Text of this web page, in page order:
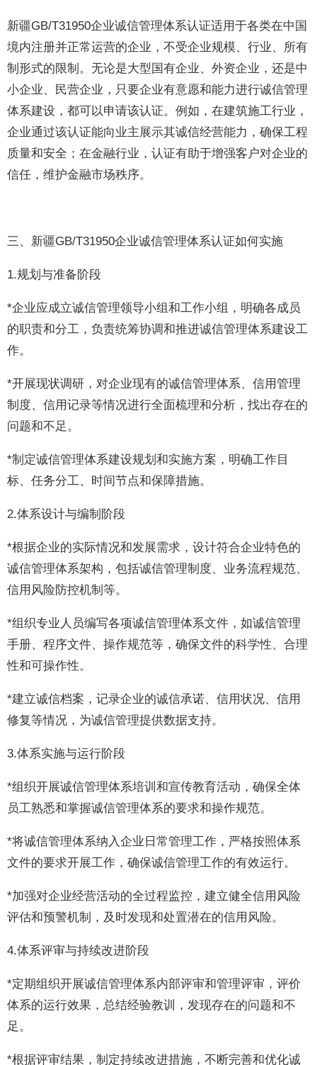
新疆GB/T31950企业诚信管理体系认证适用于各类在中国
境内注册并正常运营的企业，不受企业规模、行业、所有
制形式的限制。无论是大型国有企业、外资企业，还是中
小企业、民营企业，只要企业有意愿和能力进行诚信管理
体系建设，都可以申请该认证。例如，在建筑施工行业，
企业通过该认证能向业主展示其诚信经营能力，确保工程
质量和安全；在金融行业，认证有助于增强客户对企业的
信任，维护金融市场秩序。
三、新疆GB/T31950企业诚信管理体系认证如何实施
1.规划与准备阶段
*企业应成立诚信管理领导小组和工作小组，明确各成员
的职责和分工，负责统筹协调和推进诚信管理体系建设工
作。
*开展现状调研，对企业现有的诚信管理体系、信用管理
制度、信用记录等情况进行全面梳理和分析，找出存在的
问题和不足。
*制定诚信管理体系建设规划和实施方案，明确工作目
标、任务分工、时间节点和保障措施。
2.体系设计与编制阶段
*根据企业的实际情况和发展需求，设计符合企业特色的
诚信管理体系架构，包括诚信管理制度、业务流程规范、
信用风险防控机制等。
*组织专业人员编写各项诚信管理体系文件，如诚信管理
手册、程序文件、操作规范等，确保文件的科学性、合理
性和可操作性。
*建立诚信档案，记录企业的诚信承诺、信用状况、信用
修复等情况，为诚信管理提供数据支持。
3.体系实施与运行阶段
*组织开展诚信管理体系培训和宣传教育活动，确保全体
员工熟悉和掌握诚信管理体系的要求和操作规范。
*将诚信管理体系纳入企业日常管理工作，严格按照体系
文件的要求开展工作，确保诚信管理工作的有效运行。
*加强对企业经营活动的全过程监控，建立健全信用风险
评估和预警机制，及时发现和处置潜在的信用风险。
4.体系评审与持续改进阶段
*定期组织开展诚信管理体系内部评审和管理评审，评价
体系的运行效果，总结经验教训，发现存在的问题和不
足。
*根据评审结果，制定持续改进措施，不断完善和优化诚